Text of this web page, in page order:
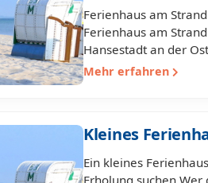
Ferienhaus am
Ferienhaus am
Hansestadt an der
Mehr erfahren
Kleines
Ein kleines
Erholung suchen